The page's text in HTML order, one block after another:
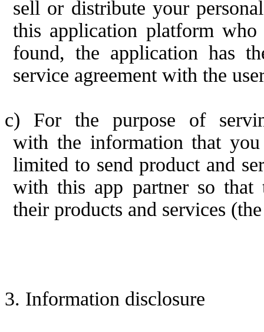
sell or distribute your
this application platform who
found, the application has
service agreement with the
c)
For the purpose of
with the information that
limited to send product and
with this app partner so that
their products and services (t
3. Information disclosure